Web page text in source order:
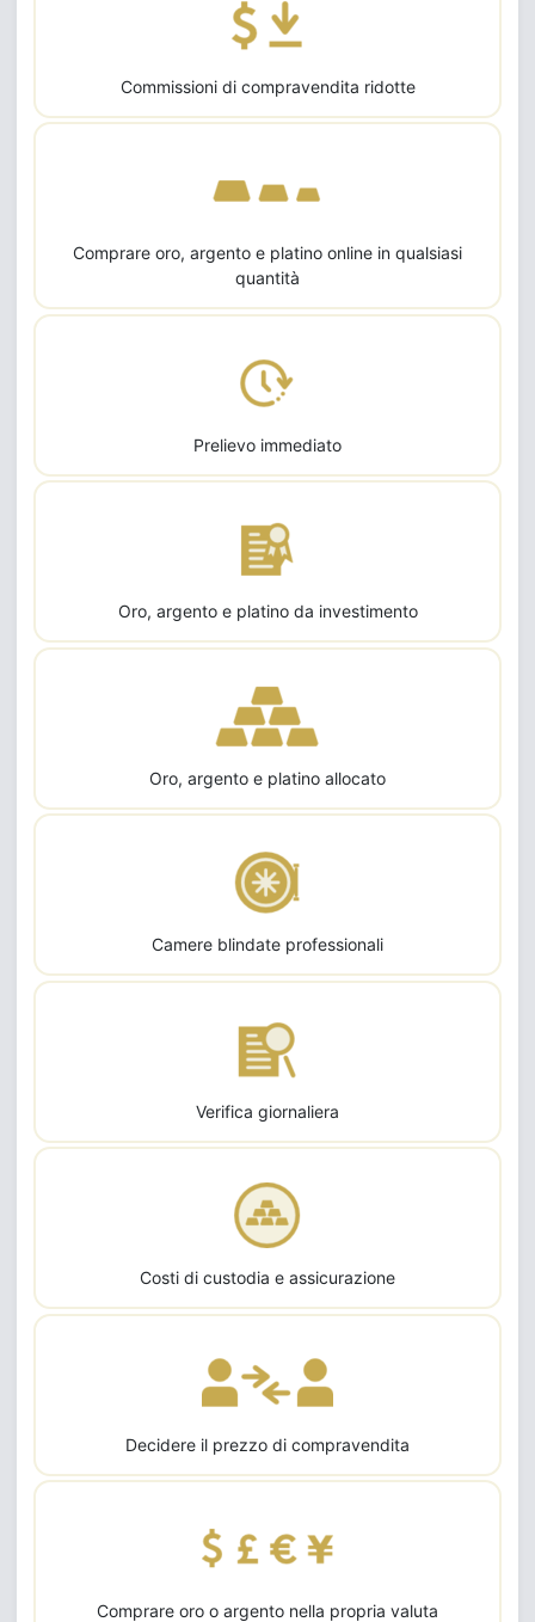
Commissioni di compravendita ridotte
Comprare oro, argento e platino online in qualsiasi
quantità
Prelievo immediato
Oro, argento e platino da investimento
Oro, argento e platino allocato
Camere blindate professionali
Verifica giornaliera
Costi di custodia e assicurazione
Decidere il prezzo di compravendita
Comprare oro o argento nella propria valuta